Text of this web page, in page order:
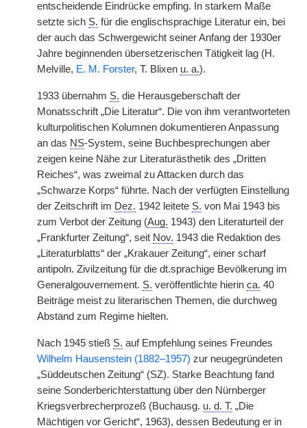
entscheidende Eindrücke empfing. In starkem Maße
setzte sich S. für die englischsprachige Literatur ein, bei
der auch das Schwergewicht seiner Anfang der 1930er
Jahre beginnenden übersetzerischen Tätigkeit lag (H.
Melville, E. M. Forster, T. Blixen u. a.).
1933 übernahm S. die Herausgeberschaft der
Monatsschrift „Die Literatur“. Die von ihm verantworteten
kulturpolitischen Kolumnen dokumentieren Anpassung
an das NS-System, seine Buchbesprechungen aber
zeigen keine Nähe zur Literaturästhetik des „Dritten
Reiches“, was zweimal zu Attacken durch das
„Schwarze Korps“ führte. Nach der verfügten Einstellung
der Zeitschrift im Dez. 1942 leitete S. von Mai 1943 bis
zum Verbot der Zeitung (Aug. 1943) den Literaturteil der
„Frankfurter Zeitung“, seit Nov. 1943 die Redaktion des
„Literaturblatts“ der „Krakauer Zeitung“, einer scharf
antipoln. Zivilzeitung für die dt.sprachige Bevölkerung im
Generalgouvernement. S. veröffentlichte hierin ca. 40
Beiträge meist zu literarischen Themen, die durchweg
Abstand zum Regime hielten.
Nach 1945 stieß S. auf Empfehlung seines Freundes
Wilhelm Hausenstein (1882–1957) zur neugegründeten
„Süddeutschen Zeitung“ (SZ). Starke Beachtung fand
seine Sonderberichterstattung über den Nürnberger
Kriegsverbrecherprozeß (Buchausg. u. d. T. „Die
Mächtigen vor Gericht“, 1963), dessen Bedeutung er in